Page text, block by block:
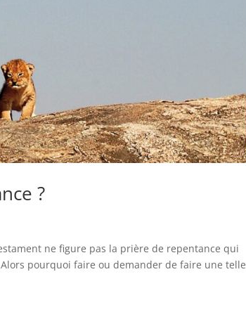
?
ne figure pas la prière de repentance qui
pourquoi faire ou demander de faire une telle